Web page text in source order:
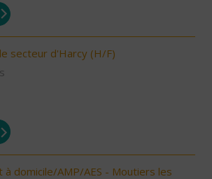
secteur d'Harcy (H/F)
à domicile/AMP/AES - Moutiers les